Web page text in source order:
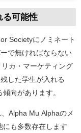
る可能性
Societyにノミネート
で無ければならない
カ・マーケティング
した学生が入れる
向があります。
Alpha Mu Alphaのメ
にも多数存在します